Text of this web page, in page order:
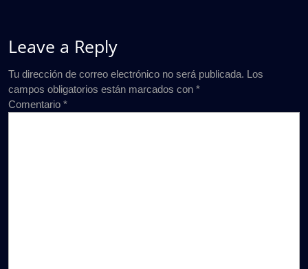
Leave a Reply
Tu dirección de correo electrónico no será publicada. Los
campos obligatorios están marcados con *
Comentario *